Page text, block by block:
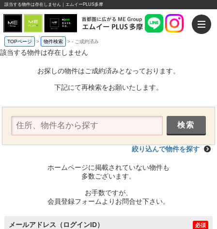
該当する物件は存在しません｜エムイーPLUS多摩
TOPページ > 物件検索 >- ご成約済み
該当する物件は存在しません
お探しの物件はご成約済みとなっております。
下記にて再検索をお願いたします。
絞り込んで物件を探す
ホームページに掲載されていない物件も
多数ございます。
お手数ですが、
会員登録フォームよりお問合せ下さい。
メールアドレス（ログインID） 必須